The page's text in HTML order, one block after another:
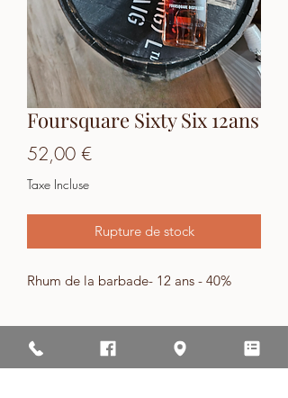
Foursquare Sixty Six 12ans
52,00 €Prix
Taxe Incluse
Rupture de stock
Rhum de la barbade- 12 ans - 40%